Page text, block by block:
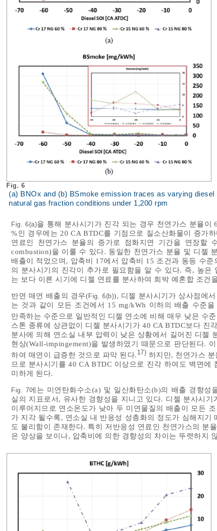
Fig. 6
(a) BNOx and (b) BSmoke emission traces as varying
natural gas fraction conditions under 1,200 rpm
Fig. 6(a)을 통해 분사시기가 진각 되는 경우 천연가스 분율
%인 경우에는 20 CA BTDC를 기점으로 질소산화물이 증가
연료인 천연가스 분율의 증가로 점화지연 기간을 연장할
combustion)을 이룰 수 있다. 동일한 천연가스 분율 및 디젤
배출이 적었으며, 압축비 17에서 압축비 15 조건과 동등 수
의 분사시기의 진각이 추가로 필요함을 알 수 있다. 즉, 높
는 보다 이른 시기에 디젤 연료를 분사하여 희박 예혼합 조건
반면 매연 배출의 경우(Fig. 6(b)), 디젤 분사시기가 상사점에
는 것과 같이 모든 조건에서 15 mg/kWh 이하의 배출 수준
만족하는 수준으로 일반적인 디젤 연소에 비해 매우 낮은 수
스톤 종류에 상관없이 디젤 분사시기가 40 CA BTDC보다 진
분사에 의해 연소실 내부 압력이 낮은 상황에서 길어진 디젤
현상(Wall-impingement)을 발생하였기 때문으로 판단된다.
하여 매연이 급증한 것으로 파악 된다. 17) 하지만, 천연가스
므로 분사시기를 40 CA BTDC 이상으로 진각 하여도 벽면
미하게 된다.
Fig. 7에는 미연탄화수소(a) 및 일산화탄소(b)의 배출 경향
실의 지표로서, 유사한 경향성을 지니고 있다. 디젤 분사시
이루어지므로 연소온도가 낮아 두 미연물질의 배출이 모든
가 지각 될수록, 연소실 내 반응성 성층화의 정도가 심해지
도 불리함이 존재한다. 특히 저반응성 연료인 천연가스의 분
은 양상을 보이나, 압축비에 의한 경향성의 차이는 뚜렷하지